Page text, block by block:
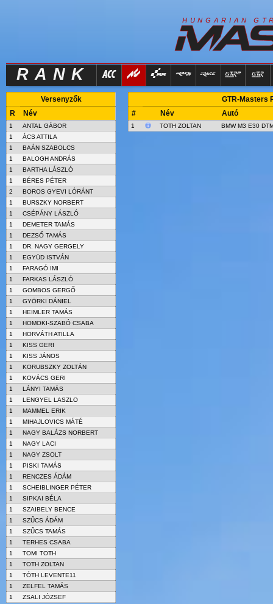
H U N G A R I A N G T
RANK
Versenyzők
R
Név
1
ANTAL GÁBOR
1
ÁCS ATTILA
1
BAÁN SZABOLCS
1
BALOGH ANDRÁS
1
BARTHA LÁSZLÓ
1
BÉRES PÉTER
2
BOROS GYEVI LÓRÁNT
1
BURSZKY NORBERT
1
CSÉPÁNY LÁSZLÓ
1
DEMETER TAMÁS
1
DEZSŐ TAMÁS
1
DR. NAGY GERGELY
1
EGYÜD ISTVÁN
1
FARAGÓ IMI
1
FARKAS LÁSZLÓ
1
GOMBOS GERGŐ
1
GYÖRKI DÁNIEL
1
HEIMLER TAMÁS
1
HOMOKI-SZABÓ CSABA
1
HORVÁTH ATILLA
1
KISS GERI
1
KISS JÁNOS
1
KORUBSZKY ZOLTÁN
1
KOVÁCS GERI
1
LÁNYI TAMÁS
1
LENGYEL LASZLO
1
MAMMEL ERIK
1
MIHAJLOVICS MÁTÉ
1
NAGY BALÁZS NORBERT
1
NAGY LACI
1
NAGY ZSOLT
1
PISKI TAMÁS
1
RENCZES ÁDÁM
1
SCHEIBLINGER PÉTER
1
SIPKAI BÉLA
1
SZAIBELY BENCE
1
SZŰCS ÁDÁM
1
SZŰCS TAMÁS
1
TERHES CSABA
1
TOMI TOTH
1
TOTH ZOLTAN
1
TÓTH LEVENTE11
1
ZELFEL TAMÁS
1
ZSALI JÓZSEF
GTR-Masters
#
Név Autó
1 TOTH ZOLTAN BMW M3 E30